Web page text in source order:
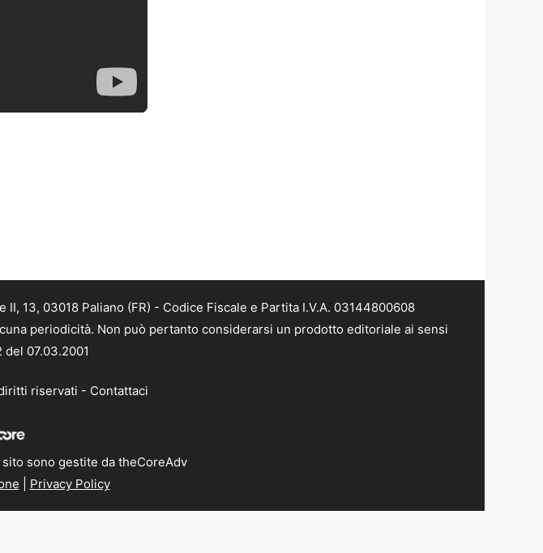
13, 03018 Paliano (FR) - Codice Fiscale e Partita I.V.A. 03144800608
periodicità. Non può pertanto considerarsi un prodotto editoriale ai sensi
07.03.2001
riservati - Contattaci
sono gestite da theCoreAdv
Privacy Policy